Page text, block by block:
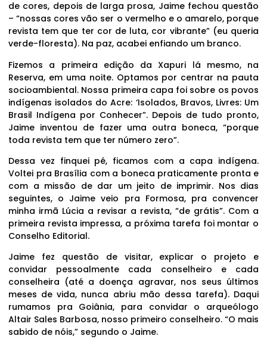
de cores, depois de larga prosa, Jaime fechou questão
– “nossas cores vão ser o vermelho e o amarelo, porque
revista tem que ter cor de luta, cor vibrante” (eu queria
verde-floresta). Na paz, acabei enfiando um branco.
Fizemos a primeira edição da Xapuri lá mesmo, na
Reserva, em uma noite. Optamos por centrar na pauta
socioambiental. Nossa primeira capa foi sobre os povos
indígenas isolados do Acre: ‘Isolados, Bravos, Livres: Um
Brasil Indígena por Conhecer”. Depois de tudo pronto,
Jaime inventou de fazer uma outra boneca, “porque
toda revista tem que ter número zero”.
Dessa vez finquei pé, ficamos com a capa indígena.
Voltei pra Brasília com a boneca praticamente pronta e
com a missão de dar um jeito de imprimir. Nos dias
seguintes, o Jaime veio pra Formosa, pra convencer
minha irmã Lúcia a revisar a revista, “de grátis”. Com a
primeira revista impressa, a próxima tarefa foi montar o
Conselho Editorial.
Jaime fez questão de visitar, explicar o projeto e
convidar pessoalmente cada conselheiro e cada
conselheira (até a doença agravar, nos seus últimos
meses de vida, nunca abriu mão dessa tarefa). Daqui
rumamos pra Goiânia, para convidar o arqueólogo
Altair Sales Barbosa, nosso primeiro conselheiro. “O mais
sabido de nóis,” segundo o Jaime.